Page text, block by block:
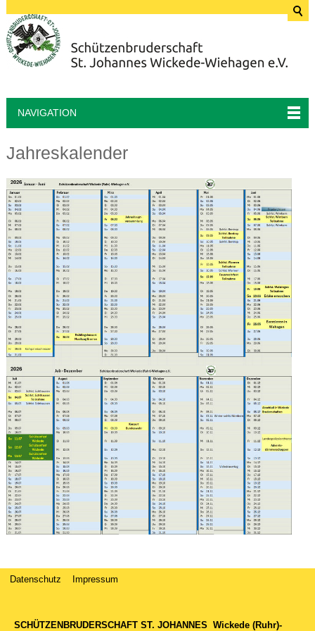
NAVIGATION
Jahreskalender
Datenschutz Impressum
SCHÜTZENBRUDERSCHAFT ST. JOHANNES Wickede (Ruhr)-